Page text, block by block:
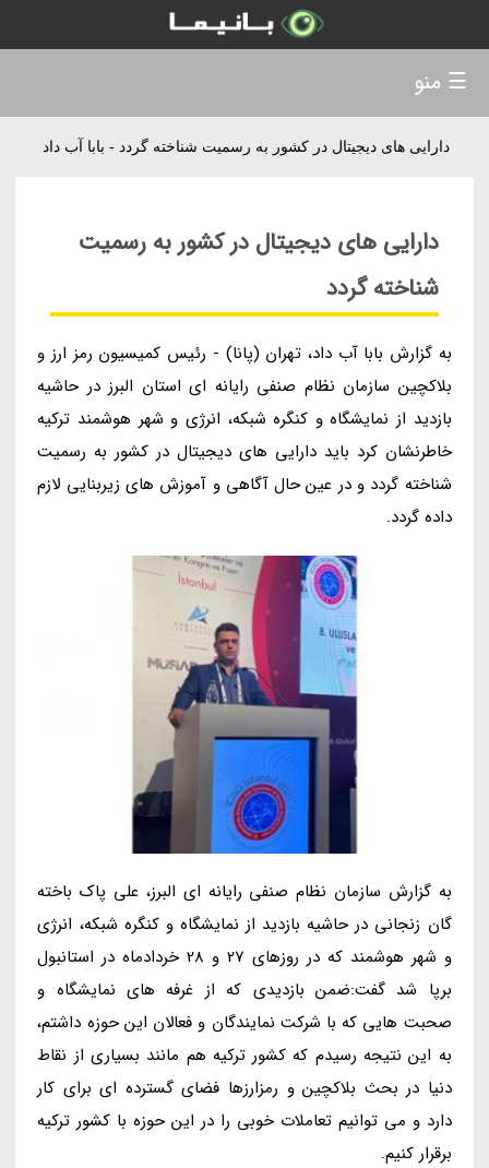
دارایی های دیجیتال در کشور به رسمیت شناخته گردد - بابا آب داد
دارایی های دیجیتال در کشور به رسمیت
شناخته گردد
به گزارش بابا آب داد، تهران (پانا) - رئیس کمیسیون رمز ارز و
بلاکچین سازمان نظام صنفی رایانه ای استان البرز در حاشیه
بازدید از نمایشگاه و کنگره شبکه، انرژی و شهر هوشمند ترکیه
خاطرنشان کرد باید دارایی های دیجیتال در کشور به رسمیت
شناخته گردد و در عین حال آگاهی و آموزش های زیربنایی لازم
داده گردد.
به گزارش سازمان نظام صنفی رایانه ای البرز، علی پاک باخته
گان زنجانی در حاشیه بازدید از نمایشگاه و کنگره شبکه، انرژی
و شهر هوشمند که در روزهای 27 و 28 خردادماه در استانبول
برپا شد گفت:ضمن بازدیدى که از غرفه های نمایشگاه و
صحبت هایی که با شرکت نمایندگان و فعالان این حوزه داشتم،
به این نتیجه رسیدم که کشور ترکیه هم مانند بسیاری از نقاط
دنیا در بحث بلاکچین و رمزارزها فضاى گسترده اى براى کار
دارد و می توانیم تعاملات خوبی را در این حوزه با کشور ترکیه
برقرار کنیم.
☰ منو